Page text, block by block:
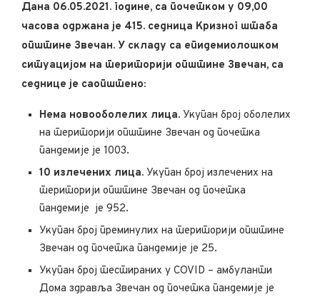
Дана 06.05.2021. године, са почетком у 09,00
часова одржана је 415. седница Кризног штаба
општине Звечан. У складу са епидемиолошком
ситуацијом на територији општине Звечан, са
седнице је саопштенo:
Нема новооболелих лица. Укупан број оболелих
на територији општине Звечан од почетка
пандемије је 1003.
10 излечених лица. Укупан број излечених на
територији општине Звечан од почетка
пандемије је 952.
Укупан број преминулих на територији општине
Звечан од почетка пандемије је 25.
Укупан број тестираних у COVID – амбуланти
Дома здравља Звечан од почетка пандемије је